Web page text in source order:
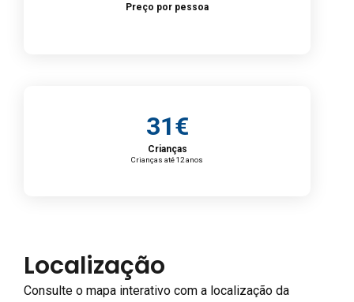
Preço por pessoa
31€
Crianças
Crianças até 12 anos
Localização
Consulte o mapa interativo com a localização da